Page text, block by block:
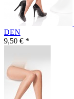
DEN
9,50 € *